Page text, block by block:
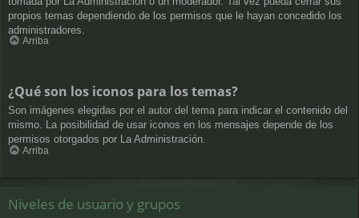
propios temas dependiendo de los permisos que le hayan concedido los
administradores.
Arriba
¿Qué son los iconos para los temas?
Son imágenes elegidas por el autor del tema para indicar el contenido del
mismo. La posibilidad de usar iconos en los mensajes depende de los
permisos otorgados por La Administración.
Arriba
Niveles de usuario y grupos